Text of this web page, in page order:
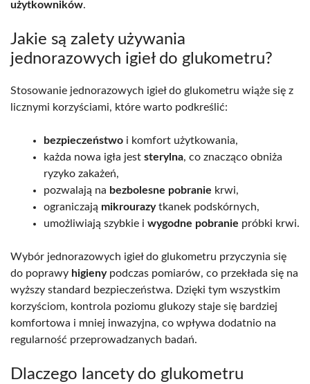
użytkowników.
Jakie są zalety używania
jednorazowych igieł do glukometru?
Stosowanie jednorazowych igieł do glukometru wiąże się z
licznymi korzyściami, które warto podkreślić:
bezpieczeństwo i komfort użytkowania,
każda nowa igła jest sterylna, co znacząco obniża
ryzyko zakażeń,
pozwalają na bezbolesne pobranie krwi,
ograniczają mikrourazytkanek podskórnych,
umożliwiają szybkie i wygodne pobranie próbki krwi.
Wybór jednorazowych igieł do glukometru przyczynia się
do poprawy higienypodczas pomiarów, co przekłada się na
wyższy standard bezpieczeństwa. Dzięki tym wszystkim
korzyściom, kontrola poziomu glukozy staje się bardziej
komfortowa i mniej inwazyjna, co wpływa dodatnio na
regularność przeprowadzanych badań.
Dlaczego lancety do glukometru